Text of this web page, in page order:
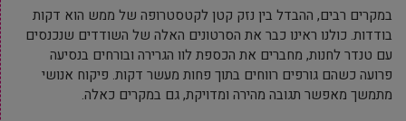
במקרים רבים, ההבדל בין נזק קטן לקטסטרופה של ממש הוא דקות
בודדות. כולנו ראינו כבר את הסרטונים האלה של השודדים שנכנסים
עם טנדר לחנות, מחברים את הכספת לוו הגרירה ובורחים בנסיעה
פרועה כשהם גורפים רווחים בתוך פחות מעשר דקות. פיקוח אנושי
מתמשך מאפשר תגובה מהירה ומדויקת, גם במקרים כאלה.